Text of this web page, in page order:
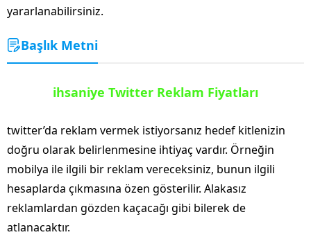
yararlanabilirsiniz.
Başlık Metni
ihsaniye Twitter Reklam Fiyatları
twitter’da reklam vermek istiyorsanız hedef kitlenizin
doğru olarak belirlenmesine ihtiyaç vardır. Örneğin
mobilya ile ilgili bir reklam vereceksiniz, bunun ilgili
hesaplarda çıkmasına özen gösterilir. Alakasız
reklamlardan gözden kaçacağı gibi bilerek de
atlanacaktır.